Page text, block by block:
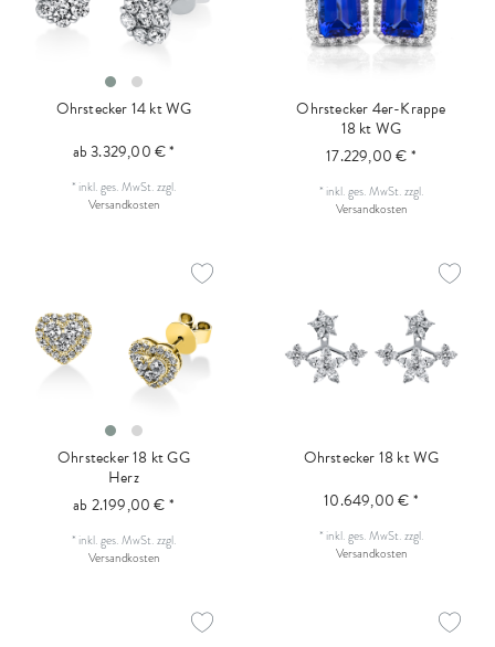
Ohrstecker 14 kt WG
ab 3.329,00 € *
* inkl. ges. MwSt.zzgl.
Versandkosten
Ohrstecker 4er-Krappe
18 kt WG
17.229,00 € *
* inkl. ges. MwSt.zzgl.
Versandkosten
Ohrstecker 18 kt GG
Herz
ab 2.199,00 € *
* inkl. ges. MwSt.zzgl.
Versandkosten
Ohrstecker 18 kt WG
10.649,00 € *
* inkl. ges. MwSt.zzgl.
Versandkosten